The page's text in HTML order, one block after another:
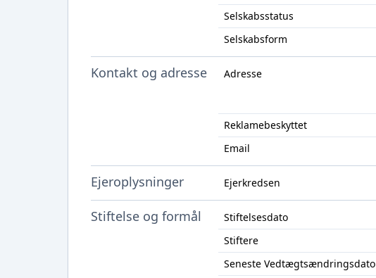
Selskabsstatus
Selskabsform
Kontakt og adresse Adresse
Reklamebeskyttet
Email
Ejeroplysninger Ejerkredsen
Stiftelse og formål Stiftelsesdato
Stiftere
Seneste Vedtægtsændringsdato